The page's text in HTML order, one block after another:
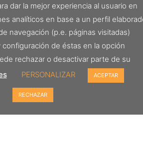
dar la mejor experiencia al usuario en
analíticos en base a un perfil
navegación (p.e. páginas visitadas)
configuración de éstas en la opción
rechazar o desactivar parte de su
PERSONALIZAR ACEPTAR
RECHAZAR